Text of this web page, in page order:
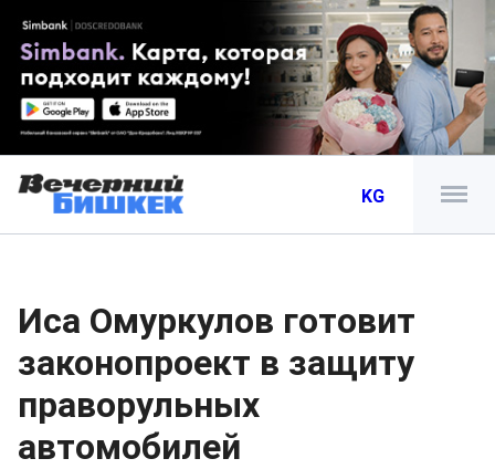
KG
Иса Омуркулов готовит
законопроект в защиту
праворульных
автомобилей